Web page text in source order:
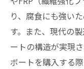
り、腐食にも強い
す。また、現代の
ートの構造が実現
ボートを購入する